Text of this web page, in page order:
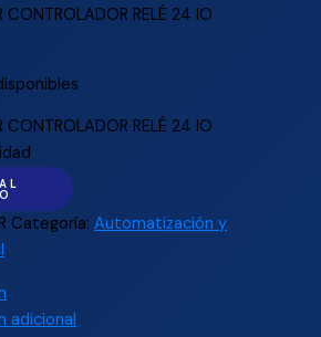
CONTROLADOR RELÉ 24 IO
CONTROLADOR RELÉ 24 IO
Categoría:Automatización y
adicional